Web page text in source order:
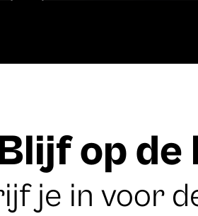
op de
je in voor